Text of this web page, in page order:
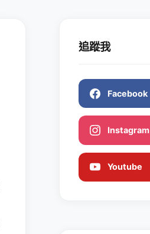
追蹤我
Facebook
Instagram
Youtube